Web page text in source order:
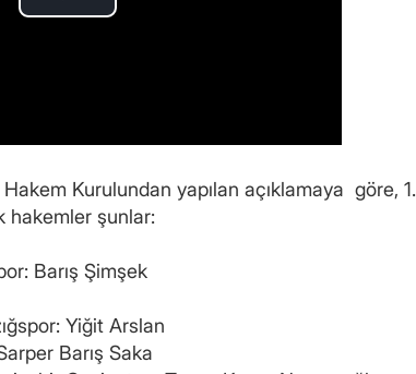
Kurulundan yapılan açıklamaya göre, 1.
hakemler şunlar:
Barış Şimşek
Yiğit Arslan
Barış Saka